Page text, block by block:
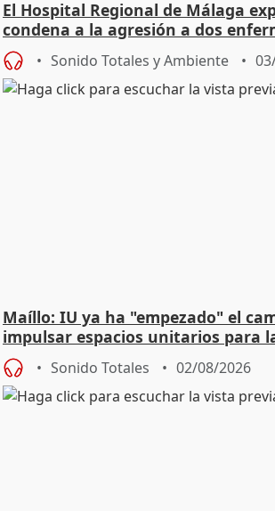
El Hospital Regional de Málaga
condena a la agresión a dos
Urgencias
Sonido Totales y Ambiente
Maíllo: IU ya ha "empezado" el
impulsar espacios unitarios para
Sonido Totales 02/08/2026